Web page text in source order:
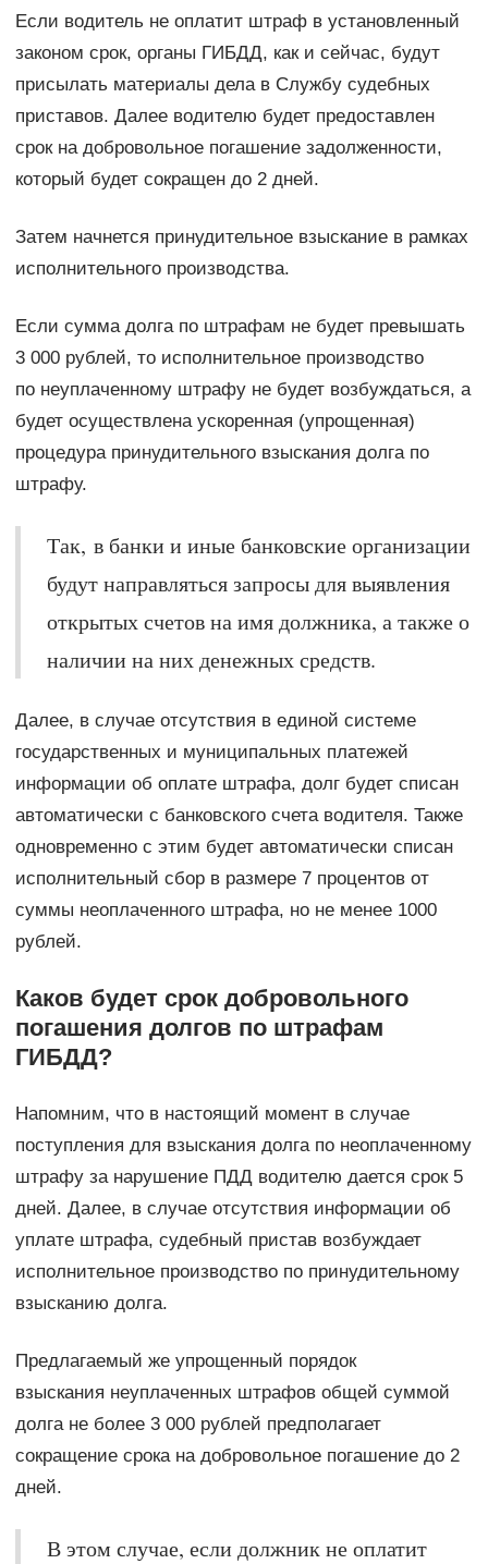
Если водитель не оплатит штраф в установленный
законом срок, органы ГИБДД, как и сейчас, будут
присылать материалы дела в Службу судебных
приставов. Далее водителю будет предоставлен
срок на добровольное погашение задолженности,
который будет сокращен до 2 дней.
Затем начнется принудительное взыскание в рамках
исполнительного производства.
Если сумма долга по штрафам не будет превышать
3 000 рублей, то исполнительное производство
по неуплаченному штрафу не будет возбуждаться, а
будет осуществлена ускоренная (упрощенная)
процедура принудительного взыскания долга по
штрафу.
Так, в банки и иные банковские организации
будут направляться запросы для выявления
открытых счетов на имя должника, а также о
наличии на них денежных средств.
Далее, в случае отсутствия в единой системе
государственных и муниципальных платежей
информации об оплате штрафа, долг будет списан
автоматически с банковского счета водителя. Также
одновременно с этим будет автоматически списан
исполнительный сбор в размере 7 процентов от
суммы неоплаченного штрафа, но не менее 1000
рублей.
Каков будет срок добровольного
погашения долгов по штрафам
ГИБДД?
Напомним, что в настоящий момент в случае
поступления для взыскания долга по неоплаченному
штрафу за нарушение ПДД водителю дается срок 5
дней. Далее, в случае отсутствия информации об
уплате штрафа, судебный пристав возбуждает
исполнительное производство по принудительному
взысканию долга.
Предлагаемый же упрощенный порядок
взыскания неуплаченных штрафов общей суммой
долга не более 3 000 рублей предполагает
сокращение срока на добровольное погашение до 2
дней.
В этом случае, если должник не оплатит